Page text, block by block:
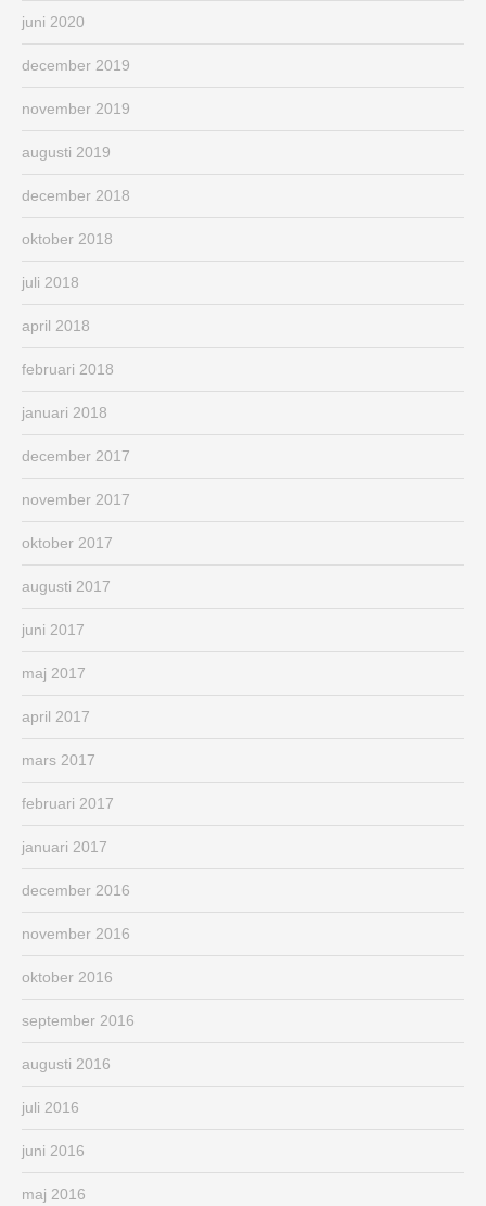
juni 2020
december 2019
november 2019
augusti 2019
december 2018
oktober 2018
juli 2018
april 2018
februari 2018
januari 2018
december 2017
november 2017
oktober 2017
augusti 2017
juni 2017
maj 2017
april 2017
mars 2017
februari 2017
januari 2017
december 2016
november 2016
oktober 2016
september 2016
augusti 2016
juli 2016
juni 2016
maj 2016